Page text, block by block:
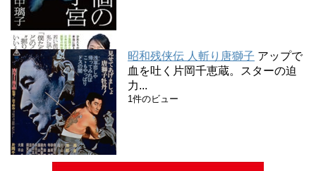
昭和残侠伝 人斬り唐獅子 アップで
血を吐く片岡千恵蔵。スターの迫
力...
1件のビュー